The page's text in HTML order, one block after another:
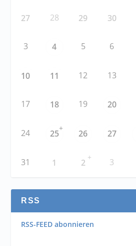
27 28 29 30
3 4 5 6
10 11 12 13
17 18 19 20
24 25
+
26 27
31 1 2
+ 3
RSS
RSS-FEED abonnieren